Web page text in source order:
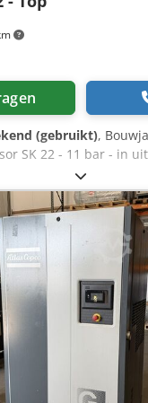
(gebruikt),
SK 22 - 11 bar - in
Akleha Volume bij 11,0
van de gehele
overdruk 11,00 bar
vollast 91,2 % Energie-
Nominaal vermogen
2960 tpm
Elektrische
de perslucht, hoger
(bij +20°C, 30%
K Geluidsdrukniveau
warme lucht
koelvloeistof 7,0 l
FLUID MOL